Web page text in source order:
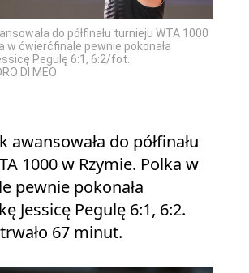
do półfinału turnieju WTA 1000
w ćwierćfinale pewnie pokonała
Pegulę 6:1, 6:2/fot.
DI MEO
awansowała do półfinału
1000 w Rzymie. Polka w
pewnie pokonała
Jessicę Pegulę 6:1, 6:2.
67 minut.